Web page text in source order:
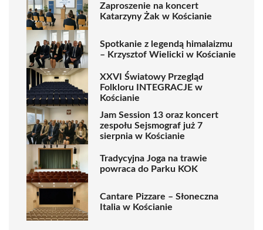
Zaproszenie na koncert
Katarzyny Żak w Kościanie
Spotkanie z legendą himalaizmu
– Krzysztof Wielicki w Kościanie
XXVI Światowy Przegląd
Folkloru INTEGRACJE w
Kościanie
Jam Session 13 oraz koncert
zespołu Sejsmograf już 7
sierpnia w Kościanie
Tradycyjna Joga na trawie
powraca do Parku KOK
Cantare Pizzare – Słoneczna
Italia w Kościanie